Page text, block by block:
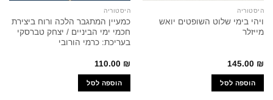
היסטוריה
ויהי בימי שלוט השופטים יואש
מייזלר
145.00 ₪
הוספה לסל
היסטוריה
כמעיין המתגבר הלכה ורוח ביצירת
חכמי ימי הביניים / יצחק טברסקי
בעריכת: כרמי הורובי
110.00 ₪
הוספה לסל